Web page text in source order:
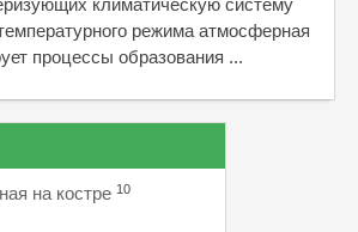
климатическую систему
режима атмосферная
процессы образования ...
на костре 10